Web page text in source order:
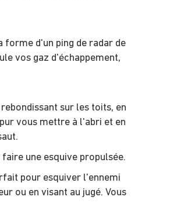
forme d'un ping de radar de
vos gaz d'échappement,
sur les toits, en
vous mettre à l'abri et en
une esquive propulsée.
pour esquiver l'ennemi
ou en visant au jugé. Vous